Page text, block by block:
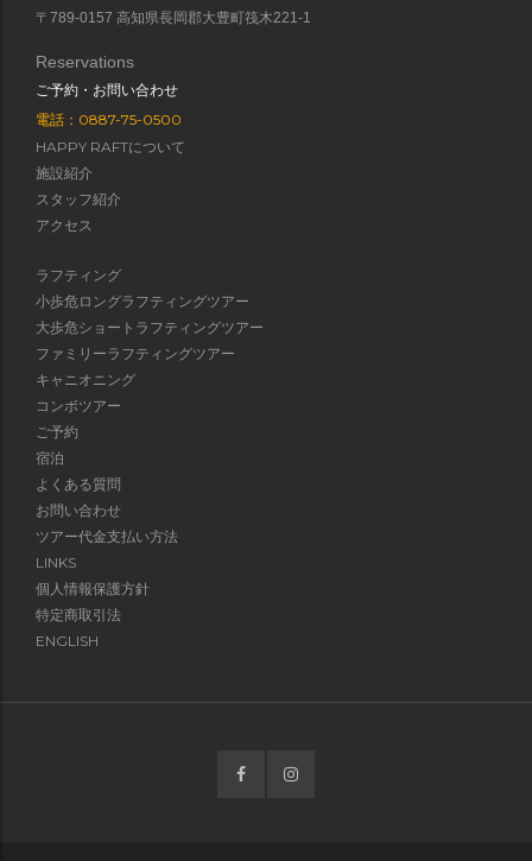
〒789-0157 高知県長岡郡大豊町筏木221-1
Reservations
ご予約・お問い合わせ
電話：0887-75-0500
HAPPY RAFTについて
施設紹介
スタッフ紹介
アクセス
ラフティング
小歩危ロングラフティングツアー
大歩危ショートラフティングツアー
ファミリーラフティングツアー
キャニオニング
コンボツアー
ご予約
宿泊
よくある質問
お問い合わせ
ツアー代金支払い方法
LINKS
個人情報保護方針
特定商取引法
ENGLISH